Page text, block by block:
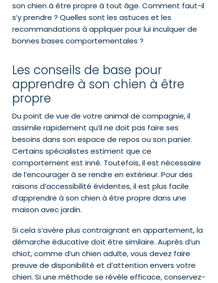
son chien à être propre à tout âge. Comment faut-il
s’y prendre ? Quelles sont les astuces et les
recommandations à appliquer pour lui inculquer de
bonnes bases comportementales ?
Les conseils de base pour
apprendre à son chien à être
propre
Du point de vue de votre animal de compagnie, il
assimile rapidement qu’il ne doit pas faire ses
besoins dans son espace de repos ou son panier.
Certains spécialistes estiment que ce
comportement est inné. Toutefois, il est nécessaire
de l’encourager à se rendre en extérieur. Pour des
raisons d’accessibilité évidentes, il est plus facile
d’apprendre à son chien à être propre dans une
maison avec jardin.
Si cela s’avère plus contraignant en appartement, la
démarche éducative doit être similaire. Auprès d’un
chiot, comme d’un chien adulte, vous devez faire
preuve de disponibilité et d’attention envers votre
chien. Si une méthode se révèle efficace, conservez-